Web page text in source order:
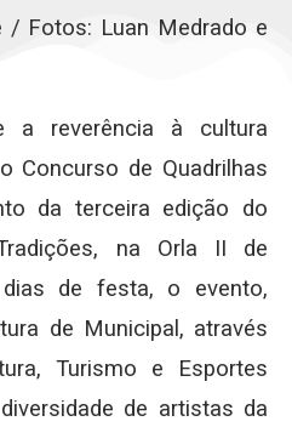
/ Fotos: Luan Medrado e
a reverência à cultura
Concurso de Quadrilhas
da terceira edição do
na Orla II de
de festa, o evento,
de Municipal, através
Turismo e Esportes
de artistas da